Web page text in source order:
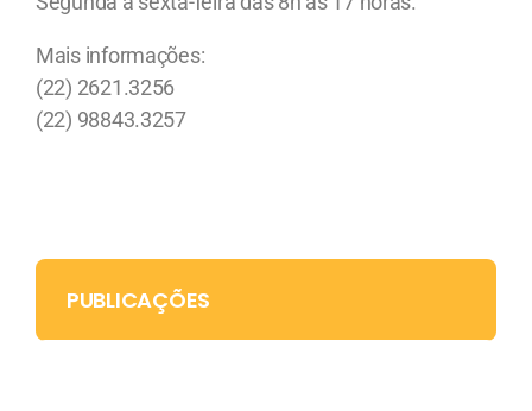
Mais informações:
(22) 2621.3256
(22) 98843.3257
PUBLICAÇÕES